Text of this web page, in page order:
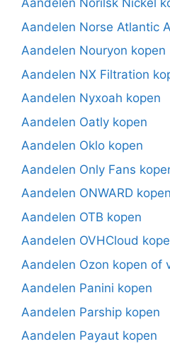
Aandelen Norilsk Nickel
Aandelen Norse Atlantic
Aandelen Nouryon kopen
Aandelen NX Filtration
Aandelen Nyxoah kopen
Aandelen Oatly kopen
Aandelen Oklo kopen
Aandelen Only Fans
Aandelen ONWARD kopen
Aandelen OTB kopen
Aandelen OVHCloud
Aandelen Ozon kopen of
Aandelen Panini kopen
Aandelen Parship kopen
Aandelen Payaut kopen